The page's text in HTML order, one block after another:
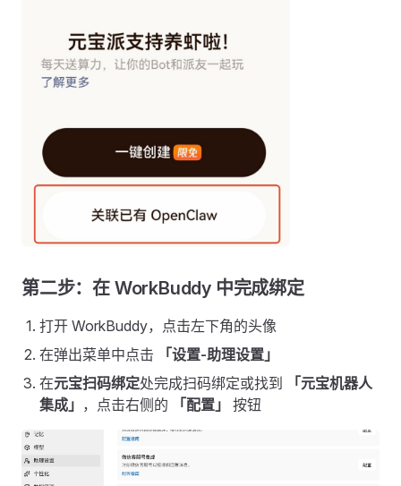
第二步：在 WorkBuddy 中完成绑定
打开 WorkBuddy，点击左下角的头像
在弹出菜单中点击
「设置-助理设置」
在元宝扫码绑定处完成扫码绑定或找到
「元宝机器人
集成」 ，点击右侧的 「配置」 按钮